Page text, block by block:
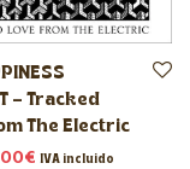
– Tracked
The Electric
precio original era:
€ El precio actual
IVA incluido